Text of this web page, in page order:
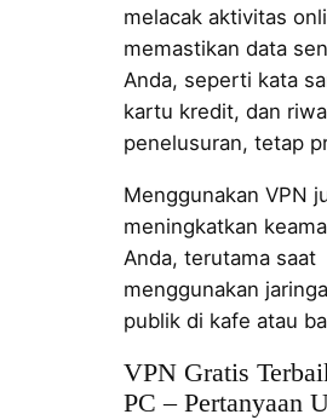
melacak aktivitas
memastikan data
Anda, seperti kata
kartu kredit, dan
penelusuran, tetap
Menggunakan VPN
meningkatkan
Anda, terutama saat
menggunakan
publik di kafe atau
VPN Gratis
PC – Pertanyaan